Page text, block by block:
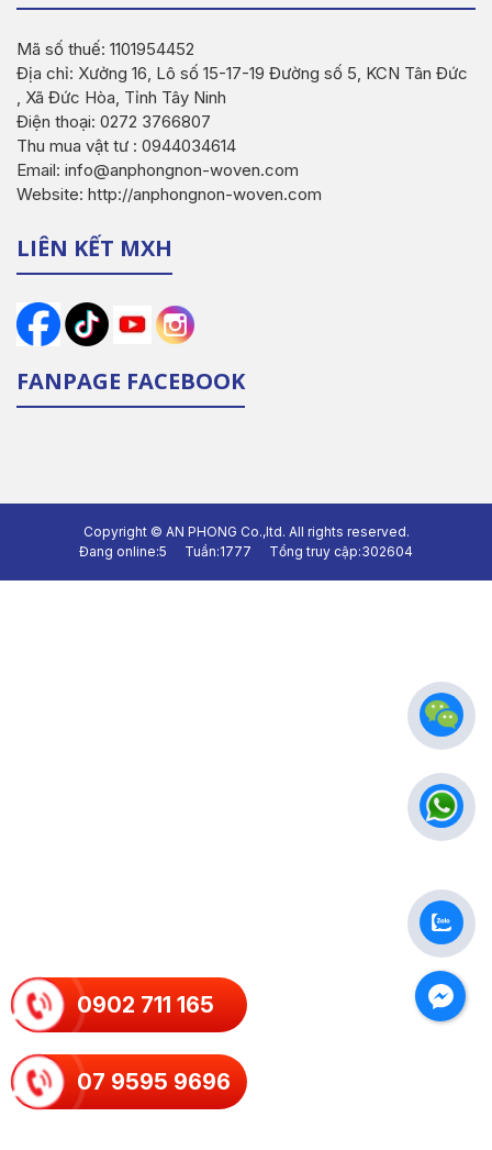
Mã số thuế: 1101954452
Địa chỉ: Xưởng 16, Lô số 15-17-19 Đường số 5, KCN Tân Đức
, Xã Đức Hòa, Tỉnh Tây Ninh
Điện thoại: 0272 3766807
Thu mua vật tư : 0944034614
Email: info@anphongnon-woven.com
Website: http://anphongnon-woven.com
LIÊN KẾT MXH
FANPAGE FACEBOOK
Copyright © AN PHONG Co.,ltd. All rights reserved.
Đang online:5 Tuần:1777 Tổng truy cập:302604
0902 711 165
07 9595 9696